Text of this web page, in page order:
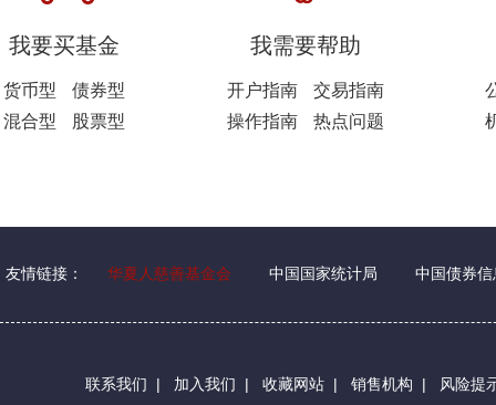
我要买基金
货币型
债券型
混合型
股票型
我需要帮助
开户指南
交易指南
操作指南
热点问题
友情链接： 华夏人慈善基金会 中国国家统计局 中国债券信
联系我们 | 加入我们 | 收藏网站 | 销售机构 | 风险提